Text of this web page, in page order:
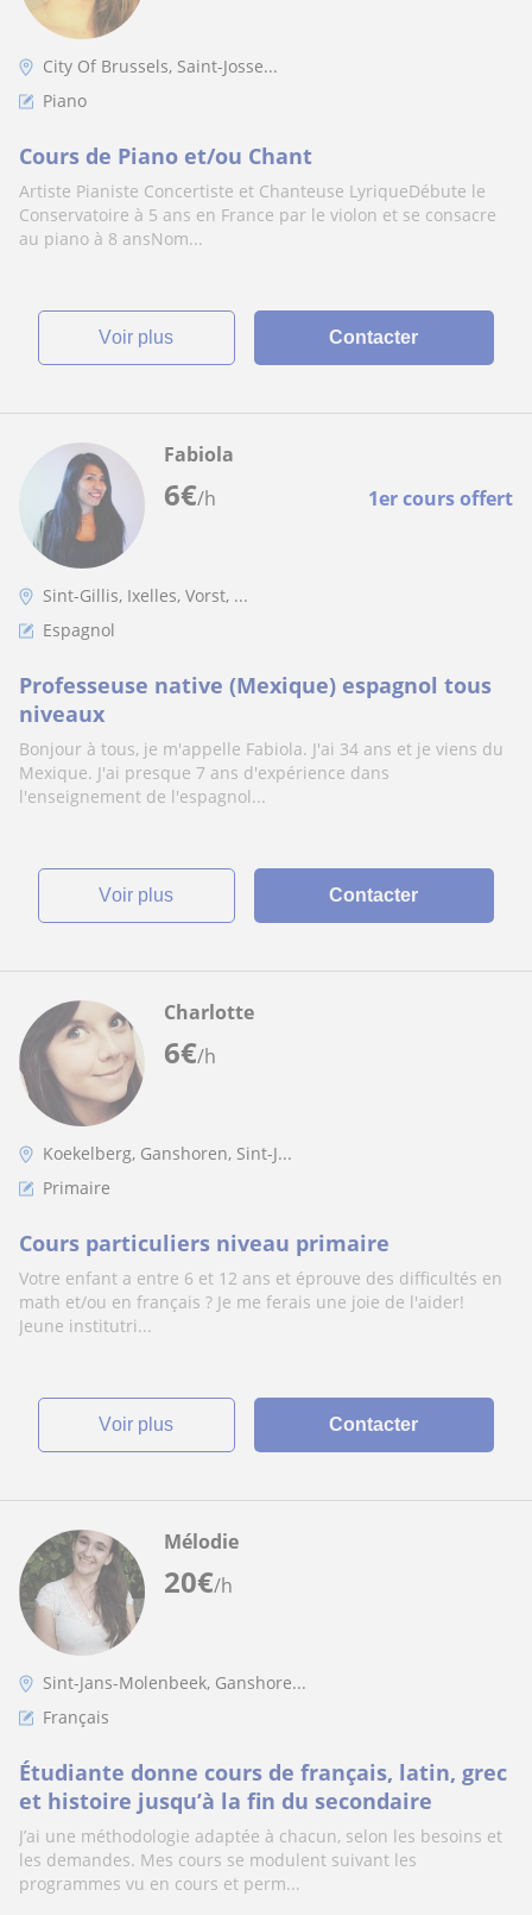
City Of Brussels, Saint-Josse...
Piano
Cours de Piano et/ou Chant
Artiste Pianiste Concertiste et Chanteuse LyriqueDébute le
Conservatoire à 5 ans en France par le violon et se consacre
au piano à 8 ansNom...
voir plus Contacter
6€/h 1er cours offert
Fabiola
Sint-Gillis, Ixelles, Vorst, ...
Espagnol
Professeuse native (Mexique) espagnol tous
niveaux
Bonjour à tous, je m'appelle Fabiola. J'ai 34 ans et je viens du
Mexique. J'ai presque 7 ans d'expérience dans
l'enseignement de l'espagnol...
voir plus Contacter
6€/h
Charlotte
Koekelberg, Ganshoren, Sint-J...
Primaire
Cours particuliers niveau primaire
Votre enfant a entre 6 et 12 ans et éprouve des difficultés en
math et/ou en français ? Je me ferais une joie de l'aider!
Jeune institutri...
voir plus Contacter
20€/h
Mélodie
Sint-Jans-Molenbeek, Ganshore...
Français
Étudiante donne cours de français, latin, grec
et histoire jusqu’à la fin du secondaire
J’ai une méthodologie adaptée à chacun, selon les besoins et
les demandes. Mes cours se modulent suivant les
programmes vu en cours et perm...